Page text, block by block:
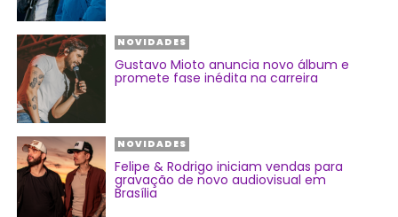
NOVIDADES
Gustavo Mioto anuncia novo álbum e
promete fase inédita na carreira
NOVIDADES
Felipe & Rodrigo iniciam vendas para
gravação de novo audiovisual em
Brasília